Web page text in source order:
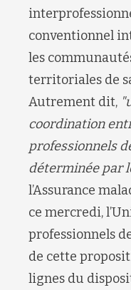
conventionnel
les
territoriales de
Autrement dit,
coordination
professionnels
déterminée par
l’Assurance
ce mercredi,
professionnels
de cette
lignes du